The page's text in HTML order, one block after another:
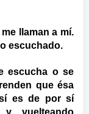
llaman a mí.
escuchado.
escucha o se
que ésa
es de por sí
y vuelteando